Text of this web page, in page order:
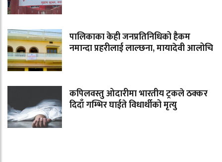
पालिकाका केही जनप्रतिनिधिको हैकम
नमान्दा प्रहरीलाई लाल्छना, मायादेवी आलोचि
कपिलवस्तु ओदारीमा भारतीय ट्रकले ठक्कर
दिदाँ गम्भिर घाईते विधार्थीको मृत्यु